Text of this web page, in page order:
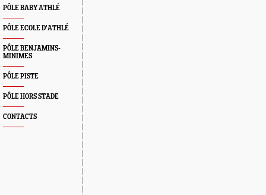
PÔLE BABY ATHLÉ
PÔLE ECOLE D'ATHLÉ
PÔLE BENJAMINS-
MINIMES
PÔLE PISTE
PÔLE HORS STADE
CONTACTS